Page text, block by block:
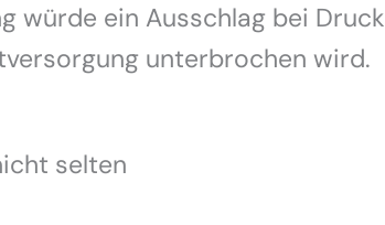
würde ein Ausschlag bei Druck
unterbrochen wird.
selten